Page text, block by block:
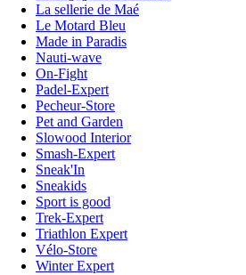
La sellerie de Maé
Le Motard Bleu
Made in Paradis
Nauti-wave
On-Fight
Padel-Expert
Pecheur-Store
Pet and Garden
Slowood Interior
Smash-Expert
Sneak'In
Sneakids
Sport is good
Trek-Expert
Triathlon Expert
Vélo-Store
Winter Expert